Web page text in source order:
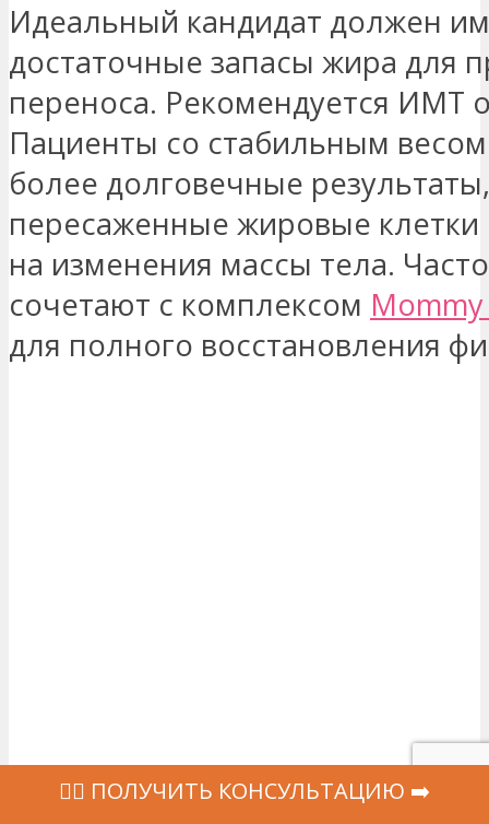
Идеальный кандидат должен
достаточные запасы жира для
переноса. Рекомендуется ИМТ
Пациенты со стабильным
более долговечные
пересаженные жировые клетки
на изменения массы тела.
сочетают с комплексом
для полного восстановления
‍👩‍⚕ ПОЛУЧИТЬ КОНСУЛЬТАЦИЮ ➡️